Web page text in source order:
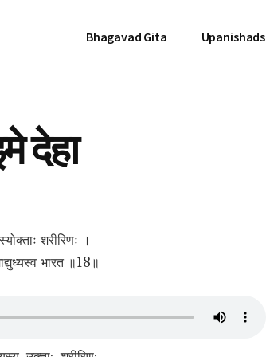
Bhagavad Gita Upanishads
देहा
शरीरिणः ।
भारत ॥18॥